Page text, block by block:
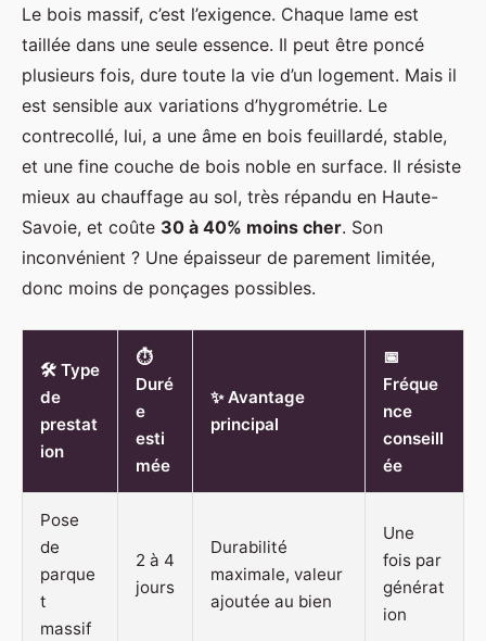
Le bois massif, c’est l’exigence. Chaque lame est
taillée dans une seule essence. Il peut être poncé
plusieurs fois, dure toute la vie d’un logement. Mais il
est sensible aux variations d’hygrométrie. Le
contrecollé, lui, a une âme en bois feuillardé, stable,
et une fine couche de bois noble en surface. Il résiste
mieux au chauffage au sol, très répandu en Haute-
Savoie, et coûte 30 à 40% moins cher. Son
inconvénient ? Une épaisseur de parement limitée,
donc moins de ponçages possibles.
🛠️ Type
de
prestat
ion
⏱️
Duré
e
esti
mée
✨ Avantage
principal
📅
Fréque
nce
conseill
ée
Pose
de
parque
t
massif
2 à 4
jours
Durabilité
maximale, valeur
ajoutée au bien
Une
fois par
générat
ion